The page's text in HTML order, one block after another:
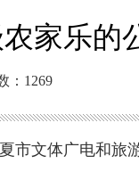
家乐的
： 1269
市文体广电和旅